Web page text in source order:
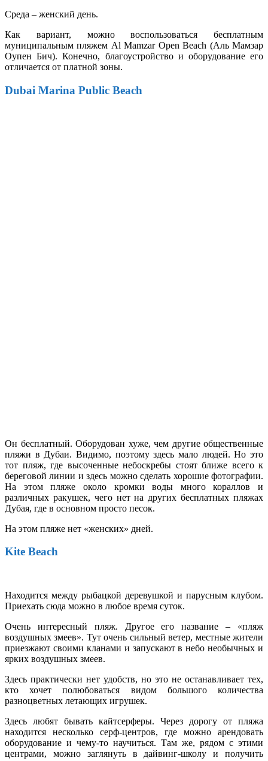
Среда – женский день.
Как вариант, можно воспользоваться бесплатным
муниципальным пляжем Al Mamzar Open Beach (Аль Мамзар
Оупен Бич). Конечно, благоустройство и оборудование его
отличается от платной зоны.
Dubai Marina Public Beach
Он бесплатный. Оборудован хуже, чем другие общественные
пляжи в Дубаи. Видимо, поэтому здесь мало людей. Но это
тот пляж, где высоченные небоскребы стоят ближе всего к
береговой линии и здесь можно сделать хорошие фотографии.
На этом пляже около кромки воды много кораллов и
различных ракушек, чего нет на других бесплатных пляжах
Дубая, где в основном просто песок.
На этом пляже нет «женских» дней.
Kite Beach
Находится между рыбацкой деревушкой и парусным клубом.
Приехать сюда можно в любое время суток.
Очень интересный пляж. Другое его название – «пляж
воздушных змеев». Тут очень сильный ветер, местные жители
приезжают своими кланами и запускают в небо необычных и
ярких воздушных змеев.
Здесь практически нет удобств, но это не останавливает тех,
кто хочет полюбоваться видом большого количества
разноцветных летающих игрушек.
Здесь любят бывать кайтсерферы. Через дорогу от пляжа
находится несколько серф-центров, где можно арендовать
оборудование и чему-то научиться. Там же, рядом с этими
центрами, можно заглянуть в дайвинг-школу и получить